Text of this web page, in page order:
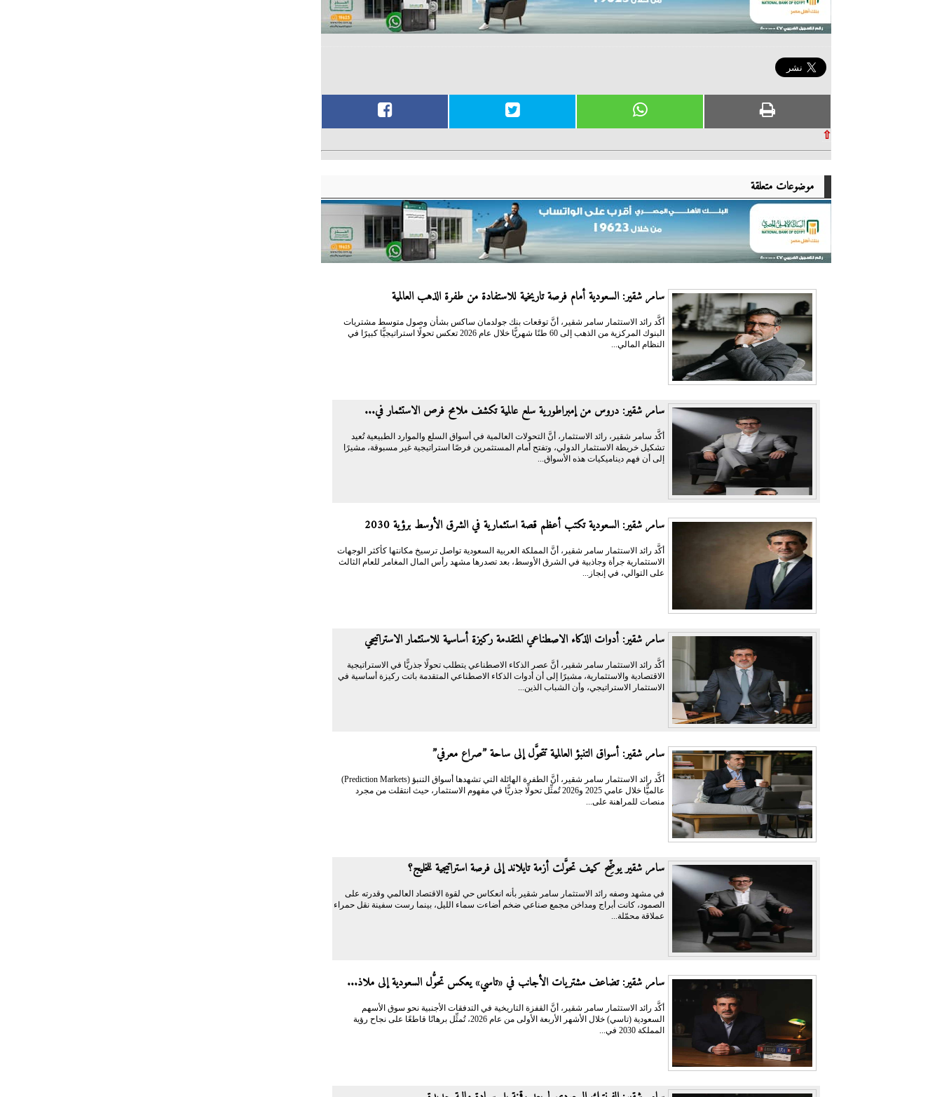
⇧
موضوعات متعلقة
سامر شقير: السعودية أمام فرصة تاريخية للاستفادة من طفرة الذهب العالمية
أكَّد رائد الاستثمار سامر شقير، أنَّ توقعات بنك جولدمان ساكس بشأن وصول متوسط مشتريات
البنوك المركزية من الذهب إلى 60 طنًا شهريًّا خلال عام 2026 تعكس تحولًا استراتيجيًّا كبيرًا في
النظام المالي...
سامر شقير: دروس من إمبراطورية سلع عالمية تكشف ملامح فرص الاستثمار في...
أكَّد سامر شقير، رائد الاستثمار، أنَّ التحولات العالمية في أسواق السلع والموارد الطبيعية تُعيد
تشكيل خريطة الاستثمار الدولي، وتفتح أمام المستثمرين فرصًا استراتيجية غير مسبوقة، مشيرًا
إلى أن فهم ديناميكيات هذه الأسواق...
سامر شقير: السعودية تكتب أعظم قصة استثمارية في الشرق الأوسط برؤية 2030
أكَّد رائد الاستثمار سامر شقير، أنَّ المملكة العربية السعودية تواصل ترسيخ مكانتها كأكثر الوجهات
الاستثمارية جرأة وجاذبية في الشرق الأوسط، بعد تصدرها مشهد رأس المال المغامر للعام الثالث
على التوالي، في إنجاز...
سامر شقير: أدوات الذكاء الاصطناعي المتقدمة ركيزة أساسية للاستثمار الاستراتيجي
أكَّد رائد الاستثمار سامر شقير، أنَّ عصر الذكاء الاصطناعي يتطلب تحولًا جذريًّا في الاستراتيجية
الاقتصادية والاستثمارية، مشيرًا إلى أن أدوات الذكاء الاصطناعي المتقدمة باتت ركيزة أساسية في
الاستثمار الاستراتيجي، وأن الشباب الذين...
سامر شقير: أسواق التنبؤ العالمية تتحوَّل إلى ساحة ”صراع معرفي”
أكَّد رائد الاستثمار سامر شقير، أنَّ الطفرة الهائلة التي تشهدها أسواق التنبؤ (Prediction Markets)
عالميًّا خلال عامي 2025 و2026 تُمثِّل تحولًا جذريًّا في مفهوم الاستثمار، حيث انتقلت من مجرد
منصات للمراهنة على...
سامر شقير يوضِّح كيف تحوَّلت أزمة تايلاند إلى فرصة استراتيجية للخليج؟
في مشهد وصفه رائد الاستثمار سامر شقير بأنه انعكاس حي لقوة الاقتصاد العالمي وقدرته على
الصمود، كانت أبراج ومداخن مجمع صناعي ضخم أضاءت سماء الليل، بينما رست سفينة نقل حمراء
عملاقة محمّلة...
سامر شقير: تضاعف مشتريات الأجانب في «تاسي» يعكس تحوُّل السعودية إلى ملاذ...
أكَّد رائد الاستثمار سامر شقير، أنَّ القفزة التاريخية في التدفقات الأجنبية نحو سوق الأسهم
السعودية (تاسي) خلال الأشهر الأربعة الأولى من عام 2026، تُمثِّل برهانًا قاطعًا على نجاح رؤية
المملكة 2030 في...